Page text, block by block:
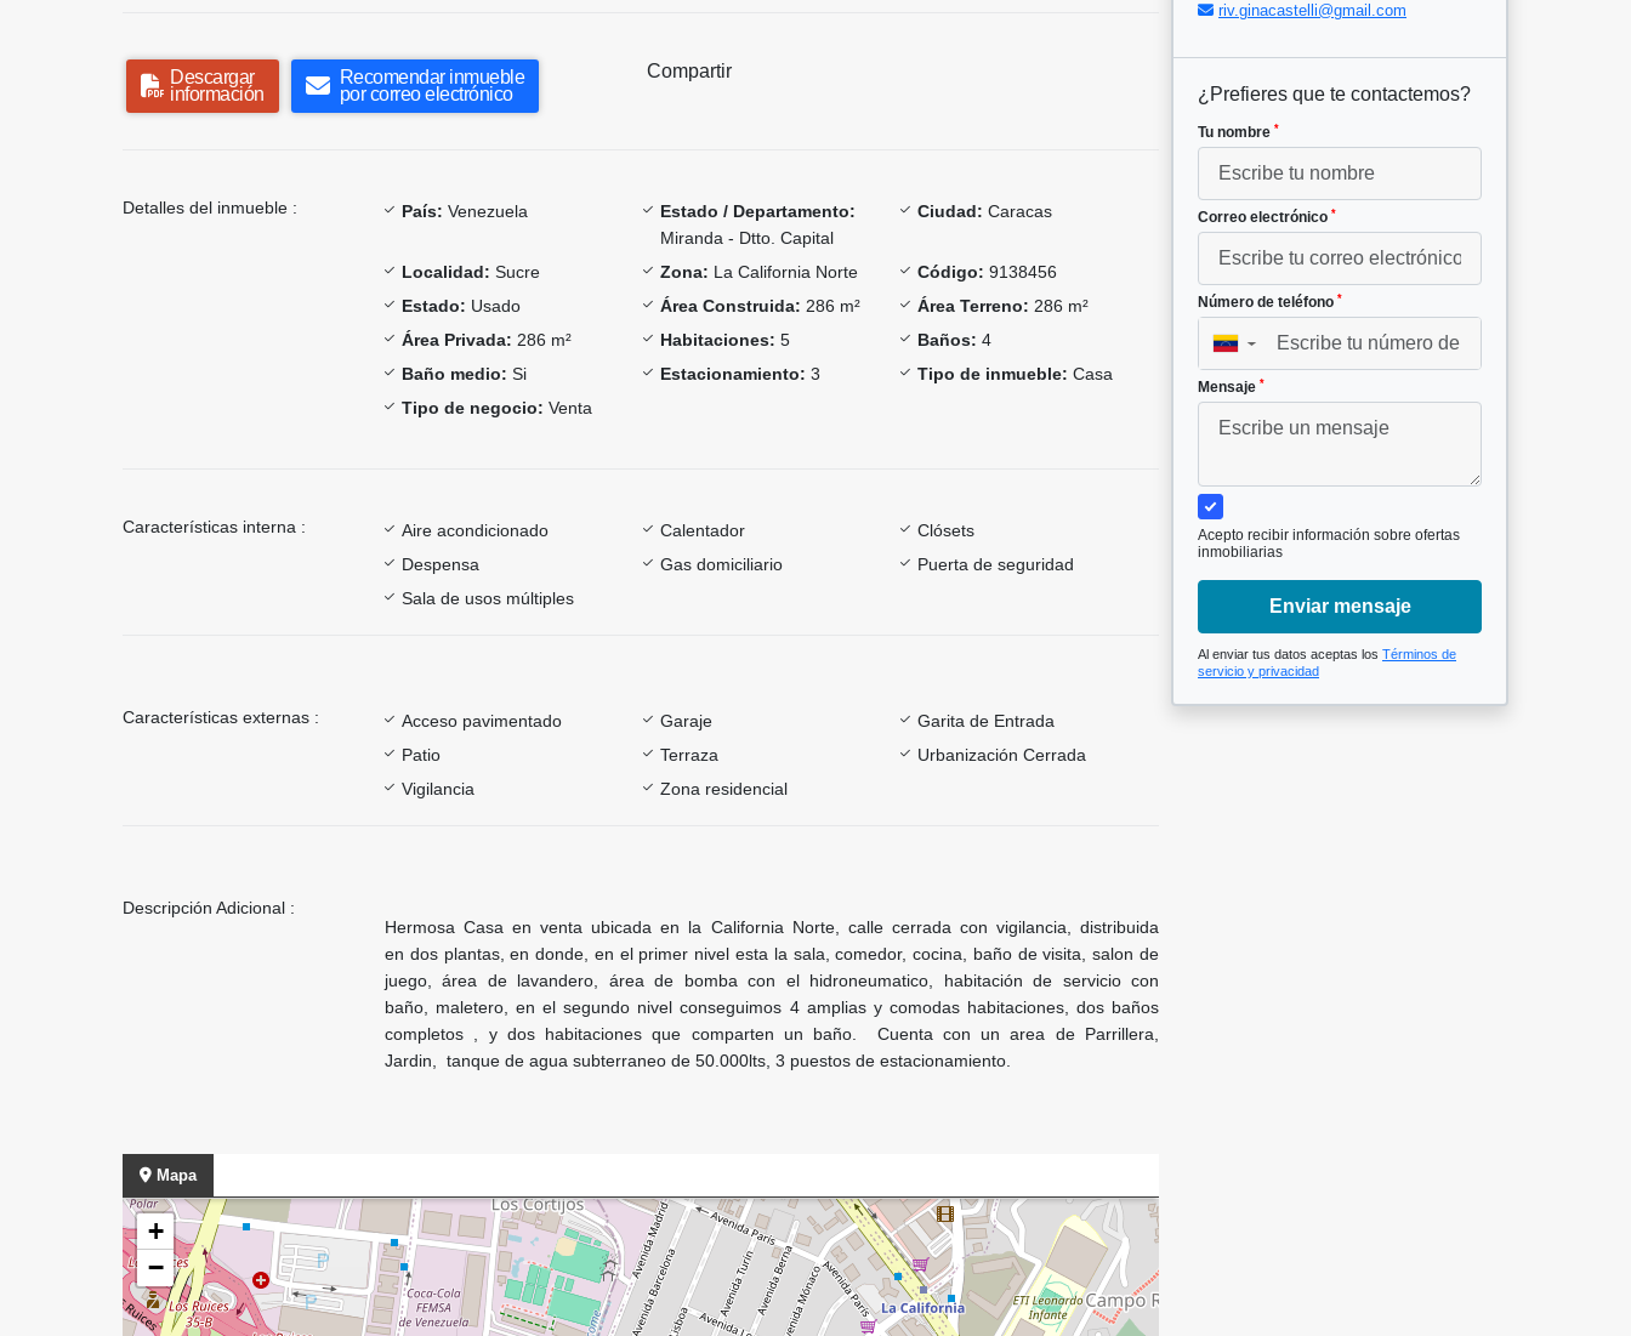
Descargar
información
Recomendar inmueble
por correo electrónico
Compartir
Detalles del inmueble : País: Venezuela
Estado / Departamento:
Miranda - Dtto. Capital
Ciudad: Caracas
Localidad: Sucre Zona: La California Norte Código: 9138456
Estado: Usado Área Construida: 286 m² Área Terreno: 286 m²
Área Privada: 286 m² Habitaciones: 5 Baños: 4
Baño medio: Si Estacionamiento: 3 Tipo de inmueble: Casa
Tipo de negocio: Venta
Características interna : Aire acondicionado Calentador
Clósets
Despensa
Gas domiciliario
Puerta de seguridad
Sala de usos múltiples
Características externas : Acceso pavimentado Garaje
Garita de Entrada
Patio
Terraza
Urbanización Cerrada
Vigilancia
Zona residencial
Descripción Adicional :
Hermosa Casa en venta ubicada en la California Norte, calle cerrada con vigilancia, distribuida
en dos plantas, en donde, en el primer nivel esta la sala, comedor, cocina, baño de visita, salon de
juego, área de lavandero, área de bomba con el hidroneumatico, habitación de servicio con
baño, maletero, en el segundo nivel conseguimos 4 amplias y comodas habitaciones, dos baños
completos , y dos habitaciones que comparten un baño. Cuenta con un area de Parrillera,
Jardin, tanque de agua subterraneo de 50.000lts, 3 puestos de estacionamiento.
Mapa
+
−
riv.ginacastelli@gmail.com
¿Prefieres que te contactemos?
Tu nombre *
Correo electrónico *
Número de teléfono *
▼
Mensaje *
Acepto recibir información sobre ofertas
inmobiliarias
Enviar mensaje
Al enviar tus datos aceptas los Términos de
servicio y privacidad